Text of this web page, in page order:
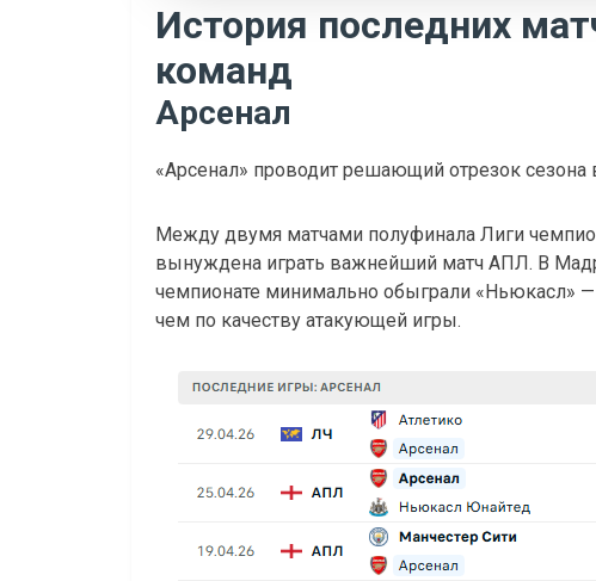
История последних
команд
Арсенал
«Арсенал» проводит решающий отрезок
Между двумя матчами полуфинала Лиги
вынуждена играть важнейший матч АПЛ. В
чемпионате минимально обыграли «Ньюкасл»
чем по качеству атакующей игры.